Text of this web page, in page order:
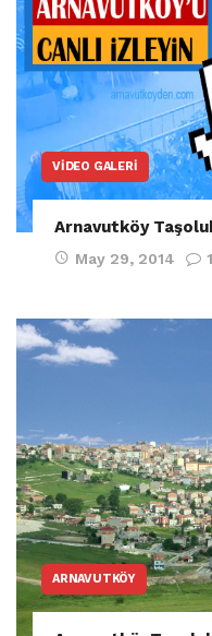
VIDEO GALERI
Arnavutköy
May 29, 2014 1
ARNAVUTKÖY